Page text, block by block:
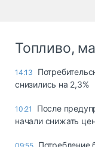
Топливо,
14:13
снизились на 2,3%
10:21
После
начали снижать
Потребление